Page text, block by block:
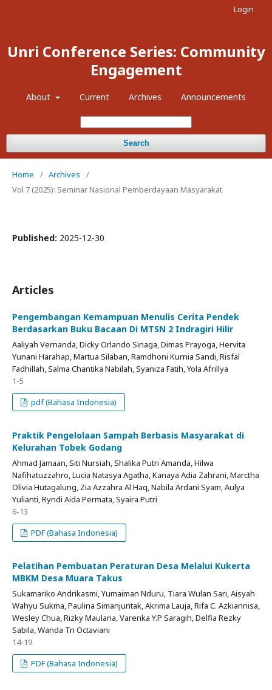
Unri Conference Series: Community
Engagement
About Current Archives Announcements
Search
Login
Home / Archives
/
Vol 7 (2025): Seminar Nasional Pemberdayaan Masyarakat
Published: 2025-12-30
Articles
Pengembangan Kemampuan Menulis Cerita Pendek
Berdasarkan Buku Bacaan Di MTSN 2 Indragiri Hilir
Aaliyah Vernanda, Dicky Orlando Sinaga, Dimas Prayoga, Hervita
Yunani Harahap, Martua Silaban, Ramdhoni Kurnia Sandi, Risfal
Fadhillah, Salma Chantika Nabilah, Syaniza Fatih, Yola Afrillya
1-5
pdf (Bahasa Indonesia)
Praktik Pengelolaan Sampah Berbasis Masyarakat di
Kelurahan Tobek Godang
Ahmad Jamaan, Siti Nursiah, Shalika Putri Amanda, Hilwa
Nafihatuzzahro, Lucia Natasya Agatha, Kanaya Adia Zahrani, Marctha
Olivia Hutagalung, Zia Azzahra Al Haq, Nabila Ardani Syam, Aulya
Yulianti, Ryndi Aida Permata, Syaira Putri
6-13
PDF (Bahasa Indonesia)
Pelatihan Pembuatan Peraturan Desa Melalui Kukerta
MBKM Desa Muara Takus
Sukamariko Andrikasmi, Yumaiman Nduru, Tiara Wulan Sari, Aisyah
Wahyu Sukma, Paulina Simanjuntak, Akrima Lauja, Rifa C. Azkiannisa,
Wesley Chua, Rizky Maulana, Varenka Y.P Saragih, Delfia Rezky
Sabila, Wanda Tri Octaviani
14-19
PDF (Bahasa Indonesia)